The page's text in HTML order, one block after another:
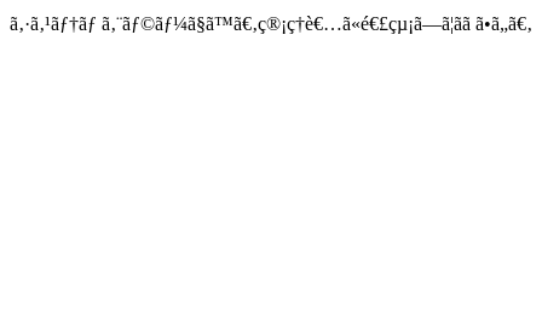
ã‚·ã‚¹ãƒ†ãƒ ã‚¨ãƒ©ãƒ¼ã§ã™ã€‚ç®¡ç†è€…ã«é€£çµ¡ã—ã¦ãã ã•ã„ã€‚